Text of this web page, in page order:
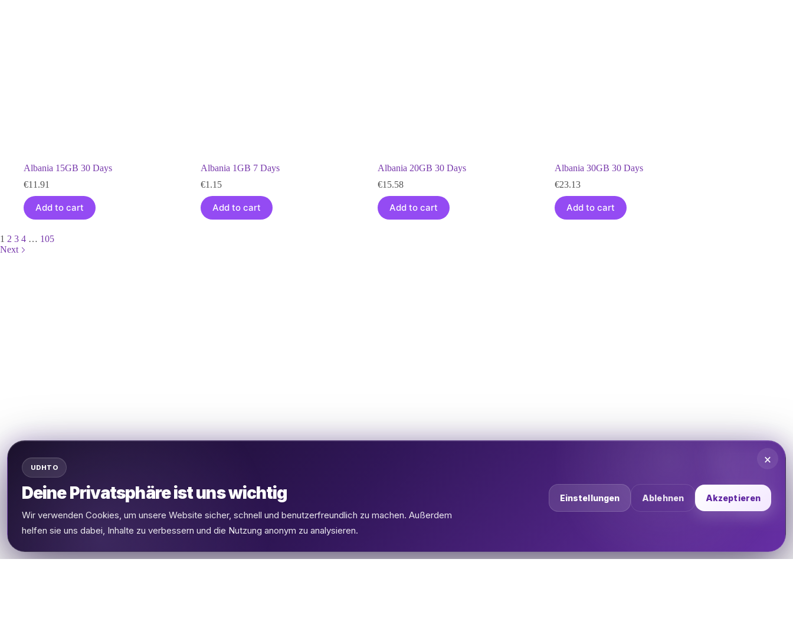
Albania 15GB 30 Days
€11.91
Add to cart
Albania 1GB 7 Days
€1.15
Add to cart
Albania 20GB 30 Days
€15.58
Add to cart
Albania 30GB 30 Days
€23.13
Add to cart
1 2 3 4 … 105
Next
UDHTO
Deine Privatsphäre ist uns wichtig
Wir verwenden Cookies, um unsere Website sicher, schnell und benutzerfreundlich zu machen. Außerdem
helfen sie uns dabei, Inhalte zu verbessern und die Nutzung anonym zu analysieren.
Einstellungen Ablehnen Akzeptieren
×